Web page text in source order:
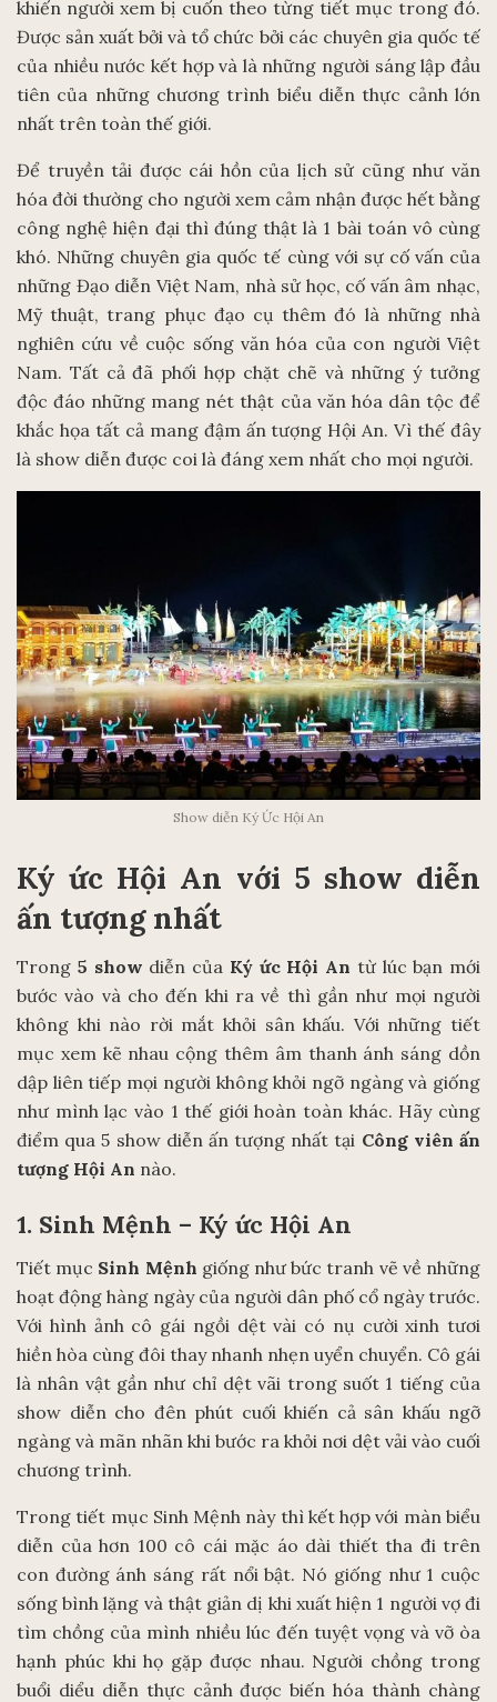
khiến người xem bị cuốn theo từng tiết mục trong đó.
Được sản xuất bởi và tổ chức bởi các chuyên gia quốc tế
của nhiều nước kết hợp và là những người sáng lập đầu
tiên của những chương trình biểu diễn thực cảnh lớn
nhất trên toàn thế giới.
Để truyền tải được cái hồn của lịch sử cũng như văn
hóa đời thường cho người xem cảm nhận được hết bằng
công nghệ hiện đại thì đúng thật là 1 bài toán vô cùng
khó. Những chuyên gia quốc tế cùng với sự cố vấn của
những Đạo diễn Việt Nam, nhà sử học, cố vấn âm nhạc,
Mỹ thuật, trang phục đạo cụ thêm đó là những nhà
nghiên cứu về cuộc sống văn hóa của con người Việt
Nam. Tất cả đã phối hợp chặt chẽ và những ý tưởng
độc đáo những mang nét thật của văn hóa dân tộc để
khắc họa tất cả mang đậm ấn tượng Hội An. Vì thế đây
là show diễn được coi là đáng xem nhất cho mọi người.
Show diễn Ký Ức Hội An
Ký ức Hội An với 5 show diễn
ấn tượng nhất
Trong 5 show diễn của Ký ức Hội An từ lúc bạn mới
bước vào và cho đến khi ra về thì gần như mọi người
không khi nào rời mắt khỏi sân khấu. Với những tiết
mục xem kẽ nhau cộng thêm âm thanh ánh sáng dồn
dập liên tiếp mọi người không khỏi ngỡ ngàng và giống
như mình lạc vào 1 thế giới hoàn toàn khác. Hãy cùng
điểm qua 5 show diễn ấn tượng nhất tại Công viên ấn
tượng Hội An nào.
1. Sinh Mệnh – Ký ức Hội An
Tiết mục Sinh Mệnh giống như bức tranh vẽ về những
hoạt động hàng ngày của người dân phố cổ ngày trước.
Với hình ảnh cô gái ngồi dệt vài có nụ cười xinh tươi
hiền hòa cùng đôi thay nhanh nhẹn uyển chuyển. Cô gái
là nhân vật gần như chỉ dệt vãi trong suốt 1 tiếng của
show diễn cho đên phút cuối khiến cả sân khấu ngỡ
ngàng và mãn nhãn khi bước ra khỏi nơi dệt vải vào cuối
chương trình.
Trong tiết mục Sinh Mệnh này thì kết hợp với màn biểu
diễn của hơn 100 cô cái mặc áo dài thiết tha đi trên
con đường ánh sáng rất nổi bật. Nó giống như 1 cuộc
sống bình lặng và thật giản dị khi xuất hiện 1 người vợ đi
tìm chồng của mình nhiều lúc đến tuyệt vọng và vỡ òa
hạnh phúc khi họ gặp được nhau. Người chồng trong
buổi diểu diễn thực cảnh được biến hóa thành chàng